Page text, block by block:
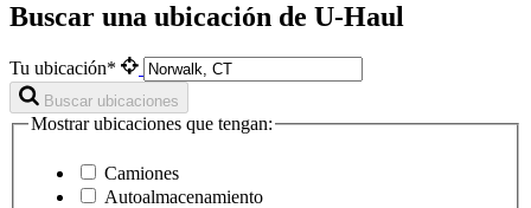
Buscar una ubicación de U-Haul
Tu ubicación*
Buscar ubicaciones
Mostrar ubicaciones que tengan:
Camiones
Autoalmacenamiento